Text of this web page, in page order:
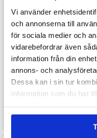
Vi använder
och annonserna till
för sociala medier och
vidarebefordrar även
information från din
annons- och
Dessa kan i sin tur
information som du har
Realistisk och skrämmande
Perfekt för Halloween,
Skapar en kuslig och
Bekväm passform för både
Specifikationer:
Modell: Gammal tant med luva
Passar: Vuxna och ungdomar
En perfekt mask för dig som
nivå och verkligen sätta
kundservice@varuhus1.se